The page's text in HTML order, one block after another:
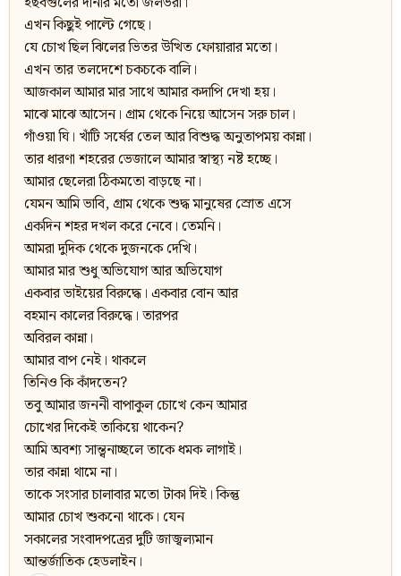
এখন কিছুই পাল্টে গেছে।
যে চোখ ছিল ঝিলের ভিতর উত্থিত ফোয়ারার মতো।
এখন তার তলদেশে চকচকে বালি।
আজকাল আমার মার সাথে আমার কদাপি দেখা হয়।
মাঝে মাঝে আসেন। গ্রাম থেকে নিয়ে আসেন সরু চাল।
গাঁওয়া ঘি। খাঁটি সর্ষের তেল আর বিশুদ্ধ অনুতাপময় কান্না।
তার ধারণা শহরের ভেজালে আমার স্বাস্থ্য নষ্ট হচ্ছে।
আমার ছেলেরা ঠিকমতো বাড়ছে না।
যেমন আমি ভাবি, গ্রাম থেকে শুদ্ধ মানুষের স্রোত এসে
একদিন শহর দখল করে নেবে। তেমনি।
আমরা দুদিক থেকে দুজনকে দেখি।
আমার মার শুধু অভিযোগ আর অভিযোগ
একবার ভাইয়ের বিরুদ্ধে। একবার বোন আর
বহমান কালের বিরুদ্ধে। তারপর
অবিরল কান্না।
আমার বাপ নেই। থাকলে
তিনিও কি কাঁদতেন?
তবু আমার জননী বাপাকুল চোখে কেন আমার
চোখের দিকেই তাকিয়ে থাকেন?
আমি অবশ্য সান্ত্বনাচ্ছলে তাকে ধমক লাগাই।
তার কান্না থামে না।
তাকে সংসার চালাবার মতো টাকা দিই। কিন্তু
আমার চোখ শুকনো থাকে। যেন
সকালের সংবাদপত্রের দুটি জাজ্বল্যমান
আন্তর্জাতিক হেডলাইন।